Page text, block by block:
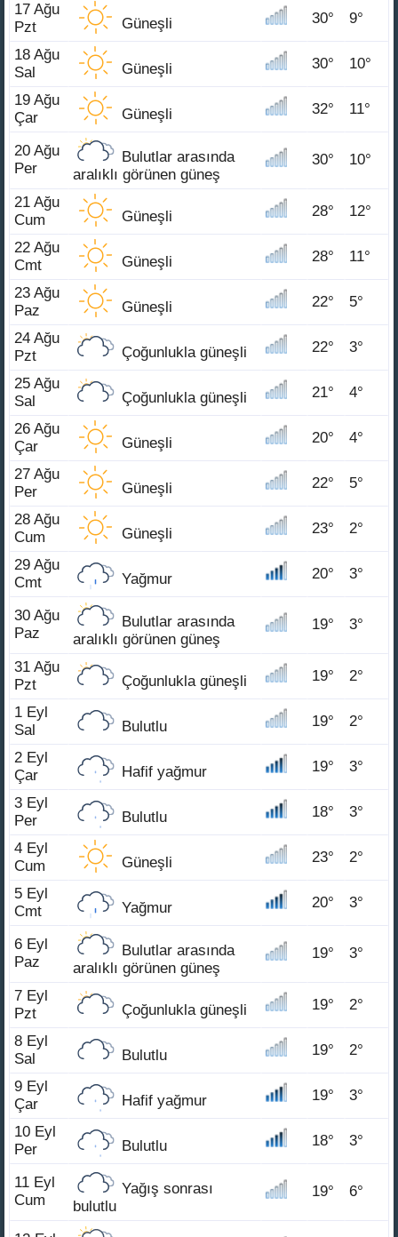
17 Ağu
Pzt
Güneşli 30° 9°
18 Ağu
Sal
Güneşli 30° 10°
19 Ağu
Çar
Güneşli 32° 11°
20 Ağu
Per
Bulutlar arasında
aralıklı görünen güneş
30° 10°
21 Ağu
Cum
Güneşli 28° 12°
22 Ağu
Cmt
Güneşli 28° 11°
23 Ağu
Paz
Güneşli 22° 5°
24 Ağu
Pzt
Çoğunlukla güneşli 22° 3°
25 Ağu
Sal
Çoğunlukla güneşli 21° 4°
26 Ağu
Çar
Güneşli 20° 4°
27 Ağu
Per
Güneşli 22° 5°
28 Ağu
Cum
Güneşli 23° 2°
29 Ağu
Cmt
Yağmur 20° 3°
30 Ağu
Paz
Bulutlar arasında
aralıklı görünen güneş
19° 3°
31 Ağu
Pzt
Çoğunlukla güneşli 19° 2°
1 Eyl
Sal
Bulutlu 19° 2°
2 Eyl
Çar
Hafif yağmur 19° 3°
3 Eyl
Per
Bulutlu 18° 3°
4 Eyl
Cum
Güneşli 23° 2°
5 Eyl
Cmt
Yağmur 20° 3°
6 Eyl
Paz
Bulutlar arasında
aralıklı görünen güneş
19° 3°
7 Eyl
Pzt
Çoğunlukla güneşli 19° 2°
8 Eyl
Sal
Bulutlu 19° 2°
9 Eyl
Çar
Hafif yağmur 19° 3°
10 Eyl
Per
Bulutlu 18° 3°
11 Eyl
Cum
Yağış sonrası
bulutlu
19° 6°